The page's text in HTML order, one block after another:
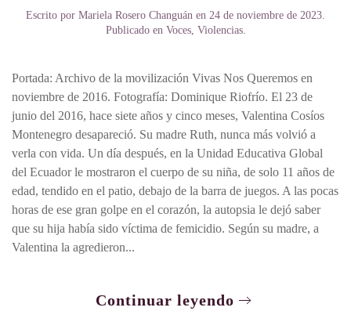
Escrito por Mariela Rosero Changuán en 24 de noviembre de 2023.
Publicado en Voces, Violencias.
Portada: Archivo de la movilización Vivas Nos Queremos en
noviembre de 2016. Fotografía: Dominique Riofrío. El 23 de
junio del 2016, hace siete años y cinco meses, Valentina Cosíos
Montenegro desapareció. Su madre Ruth, nunca más volvió a
verla con vida. Un día después, en la Unidad Educativa Global
del Ecuador le mostraron el cuerpo de su niña, de solo 11 años de
edad, tendido en el patio, debajo de la barra de juegos. A las pocas
horas de ese gran golpe en el corazón, la autopsia le dejó saber
que su hija había sido víctima de femicidio. Según su madre, a
Valentina la agredieron...
Continuar leyendo